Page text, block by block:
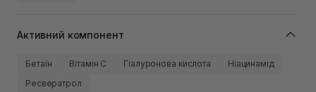
Активний компонент
Бетаїн Вітамін C Гіалуронова кислота
Ніацинамід
Ресвератрол